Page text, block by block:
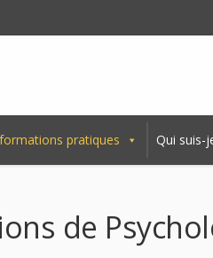
pratiques Qui suis-
de